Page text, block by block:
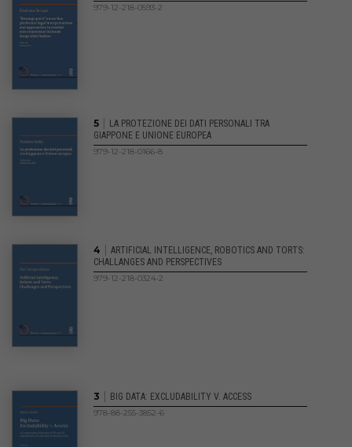
979-12-218-0593-2
5 | LA PROTEZIONE DEI DATI PERSONALI TRA
GIAPPONE E UNIONE EUROPEA
979-12-218-0166-8
4 | ARTIFICIAL INTELLIGENCE, ROBOTICS AND TORTS:
CHALLANGES AND PERSPECTIVES
979-12-218-0324-2
3 | BIG DATA: EXCLUDABILITY V. ACCESS
978-88-255-3852-6